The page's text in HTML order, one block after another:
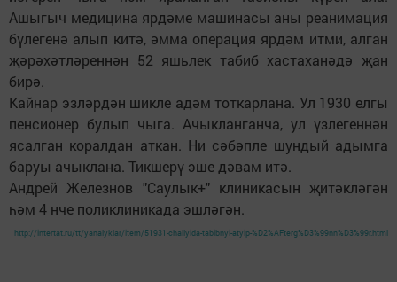
Ашыгыч медицина ярдәме машинасы аны реанимация
бүлегенә алып китә, әмма операция ярдәм итми, алган
җәрәхәтләреннән 52 яшьлек табиб хастаханәдә җан
бирә.
Кайнар эзләрдән шикле адәм тоткарлана. Ул 1930 елгы
пенсионер булып чыга. Ачыкланганча, ул үзлегеннән
ясалган коралдан аткан. Ни сәбәпле шундый адымга
баруы ачыклана. Тикшерү эше дәвам итә.
Андрей Железнов "Саулык+" клиникасын җитәкләгән
һәм 4 нче поликлиникада эшләгән.
http://intertat.ru/tt/yanalyklar/item/51931-challyida-tabibnyi-atyip-%D2%AFterg%D3%99nn%D3%99r.html